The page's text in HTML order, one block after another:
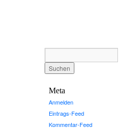
Meta
Anmelden
Eintrags-Feed
Kommentar-Feed